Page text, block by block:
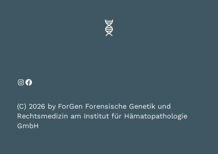
Instagram
Facebook
(C) 2026 by ForGen Forensische Genetik und
Rechtsmedizin am Institut für Hämatopathologie
GmbH